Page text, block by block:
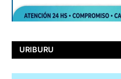
URIBURU